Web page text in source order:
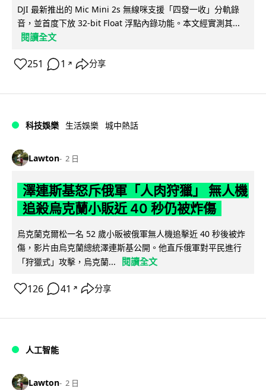
DJI 最新推出的 Mic Mini 2s 無線咪支援「四發一收」分軌錄
音，並首度下放 32-bit Float 浮點內錄功能。本文經實測其...
閱讀全文
251 1 ↗ 分享
科技娛樂 生活娛樂 城中熱話
Lawton 2 日
澤連斯基怒斥俄軍「人肉狩獵」 無人機
追殺烏克蘭小販近 40 秒仍被炸傷
烏克蘭克爾松一名 52 歲小販被俄軍無人機追擊近 40 秒後被炸
傷，影片由烏克蘭總統澤連斯基公開。他直斥俄軍對平民進行
「狩獵式」攻擊，烏克蘭...
閱讀全文
126 41 ↗ 分享
人工智能
Lawton 2 日